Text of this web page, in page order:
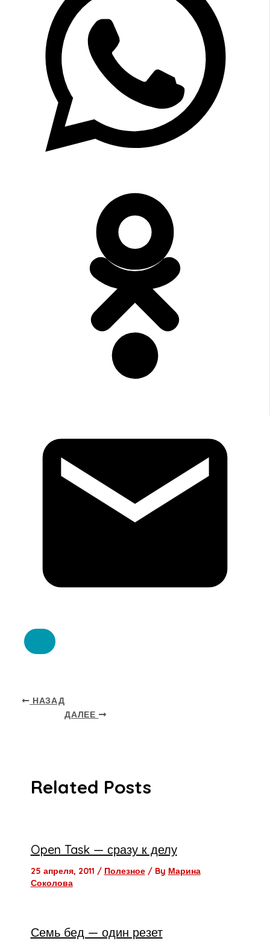
НАЗАД
ДАЛЕЕ
Related Posts
Open Task — сразу к делу
25 апреля, 2011 / Полезное/ By Марина
Соколова
Семь бед — один резет